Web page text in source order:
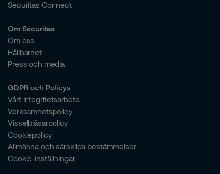
Securitas Connect
Om Securitas
Om oss
Hållbarhet
Press och media
GDPR och Policys
Vårt integritetsarbete
Verksamhetspolicy
Visselblåsarpolicy
Cookiepolicy
Allmänna och särskilda bestämmelser
Cookie-inställningar